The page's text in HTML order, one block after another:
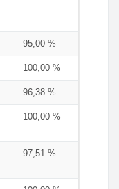
95,00 %
100,00 %
96,38 %
100,00 %
97,51 %